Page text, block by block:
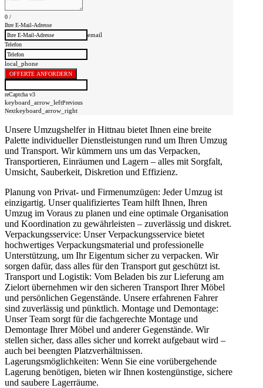
0 /
Ihre E-Mail-Adresse
email
Telefon
local_phone
OFFERTE ANFORDERN
reCaptcha v3
keyboard_arrow_leftPrevious
Nextkeyboard_arrow_right
Unsere Umzugshelfer in Hittnau bietet Ihnen eine breite
Palette individueller Dienstleistungen rund um Ihren Umzug
und Transport. Wir kümmern uns um das Verpacken,
Transportieren, Einräumen und Lagern – alles mit Sorgfalt,
Umsicht, Sauberkeit, Diskretion und Effizienz.
Planung von Privat- und Firmenumzügen: Jeder Umzug ist
einzigartig. Unser qualifiziertes Team hilft Ihnen, Ihren
Umzug im Voraus zu planen und eine optimale Organisation
und Koordination zu gewährleisten – zuverlässig und diskret.
Verpackungsservice: Unser Verpackungsservice bietet
hochwertiges Verpackungsmaterial und professionelle
Unterstützung, um Ihr Eigentum sicher zu verpacken. Wir
sorgen dafür, dass alles für den Transport gut geschützt ist.
Transport und Logistik: Vom Beladen bis zur Lieferung am
Zielort übernehmen wir den sicheren Transport Ihrer Möbel
und persönlichen Gegenstände. Unsere erfahrenen Fahrer
sind zuverlässig und pünktlich. Montage und Demontage:
Unser Team sorgt für die fachgerechte Montage und
Demontage Ihrer Möbel und anderer Gegenstände. Wir
stellen sicher, dass alles sicher und korrekt aufgebaut wird –
auch bei beengten Platzverhältnissen.
Lagerungsmöglichkeiten: Wenn Sie eine vorübergehende
Lagerung benötigen, bieten wir Ihnen kostengünstige, sichere
und saubere Lagerräume.